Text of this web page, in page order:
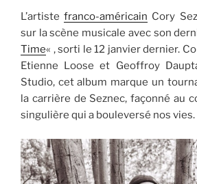
L’artistefranco-américain Cory
sur la scène musicale avec son
Time« , sorti le 12 janvier dernier.
Etienne Loose et Geoffroy
Studio, cet album marque un
la carrière de Seznec, façonné au
singulière qui a bouleversé nos vies.